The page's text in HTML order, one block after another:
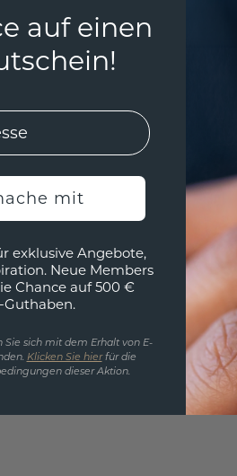
auf einen
mit
exklusive Angebote,
Neue Members
Chance auf 500 €
sich mit dem Erhalt von E-
Klicken Sie hierfür die
dieser Aktion.